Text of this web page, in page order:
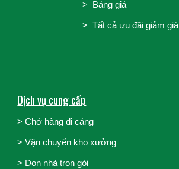
> Bảng giá
> Tất cả ưu đãi giảm giá
Dịch vụ cung cấp
> Chở hàng đi cảng
>Vận chuyển kho xưởng
> Dọn nhà trọn gói